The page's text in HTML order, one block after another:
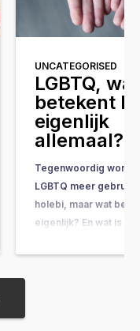
UNCATEGORISED
LGBTQ, wat
betekent
eigenlijk
allemaal?
Tegenwoordig wordt
LGBTQ meer gebruikt
holebi, maar wat
eigenlijk? En wat is
duidelijkheid over te